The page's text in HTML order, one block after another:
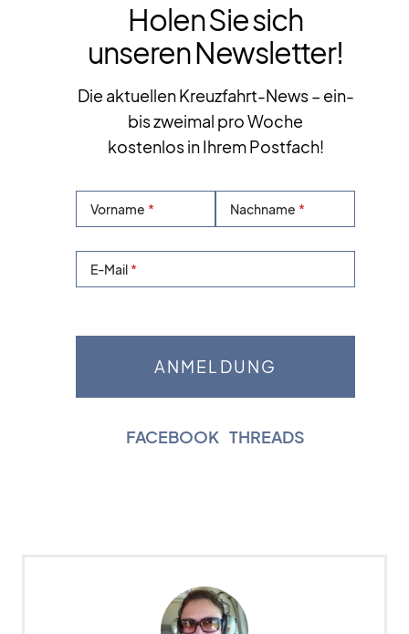
Holen Sie sich
unseren Newsletter!
Die aktuellen Kreuzfahrt-News – ein-
bis zweimal pro Woche
kostenlos in Ihrem Postfach!
Vorname Nachname
E-Mail
FACEBOOK THREADS